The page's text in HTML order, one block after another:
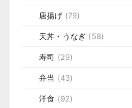
唐揚げ (79)
天丼・うなぎ (58)
寿司 (29)
弁当 (43)
洋食 (92)